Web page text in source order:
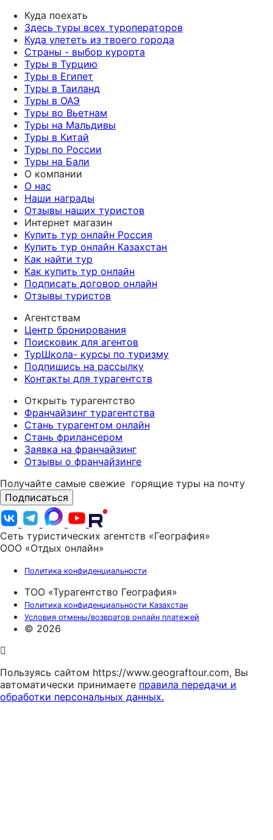
Куда поехать
Здесь туры всех туроператоров
Куда улететь из твоего города
Страны - выбор курорта
Туры в Турцию
Туры в Египет
Туры в Таиланд
Туры в ОАЭ
Туры во Вьетнам
Туры на Мальдивы
Туры в Китай
Туры по России
Туры на Бали
О компании
О нас
Наши награды
Отзывы наших туристов
Интернет магазин
Купить тур онлайн Россия
Купить тур онлайн Казахстан
Как найти тур
Как купить тур онлайн
Подписать договор онлайн
Отзывы туристов
Агентствам
Центр бронирования
Поисковик для агентов
ТурШкола- курсы по туризму
Подпишись на рассылку
Контакты для турагентств
Открыть турагентство
Франчайзинг турагентства
Стань турагентом онлайн
Стань фрилансером
Заявка на франчайзинг
Отзывы о франчайзинге
Получайте самые свежие горящие туры на почту
Подписаться
Сеть туристических агентств «География»
ООО «Отдых онлайн»
Политика конфиденциальности
ТОО «Турагентство География»
Политика конфиденциальности Казахстан
Условия отмены/возвратов онлайн платежей
© 2026
Пользуясь сайтом https://www.geograftour.com, Вы
автоматически принимаете правила передачи и
обработки персональных данных.